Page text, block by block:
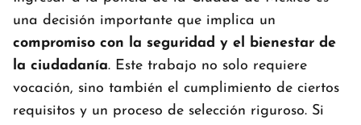
una decisión importante que implica un
compromiso con la seguridad y el bienestar de
la ciudadanía. Este trabajo no solo requiere
vocación, sino también el cumplimiento de ciertos
requisitos y un proceso de selección riguroso. Si